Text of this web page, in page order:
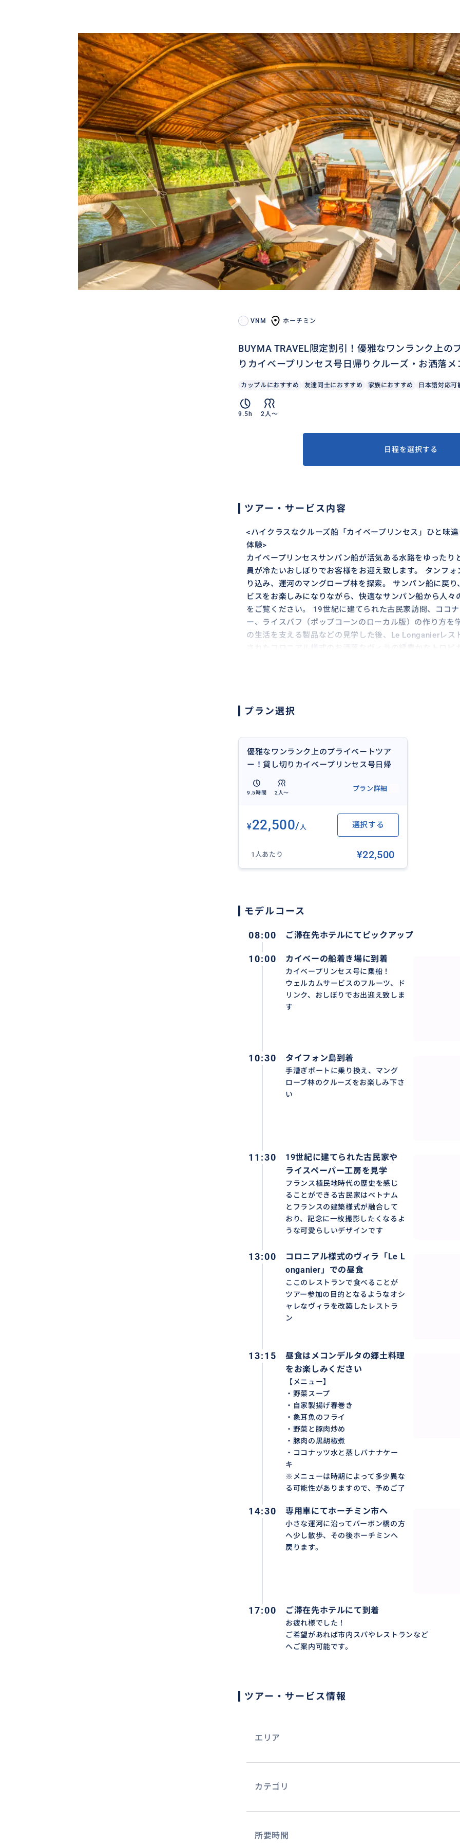
VNM ホーチミン
BUYMA TRAVEL限定割引！優雅なワンランク上の
りカイベープリンセス号日帰りクルーズ・お洒落メ
カップルにおすすめ 友達同士におすすめ 家族におすすめ 日本語対応可
9.5h 2人〜
日程を選択する
ツアー・サービス内容
<ハイクラスなクルーズ船「カイベープリンセス」ひと味
体験>
カイべープリンセスサンパン船が活気ある水路をゆったり
員が冷たいおしぼりでお客様をお迎え致します。 タンフ
り込み、運河のマングローブ林を探索。 サンパン船に戻
ビスをお楽しみになりながら、快適なサンパン船から人々
をご覧ください。 19世紀に建てられた古民家訪問、ココ
ー、ライスパフ（ポップコーンのローカル版）の作り方を
の生活を支える製品などの見学した後、Le Longanierレス
し上がりください。 アオザイを着たウエイトレスが一品
質なサービス、お洒落な空間、ひと味違ったカイベーの日
ベトナム各地に５つ星リゾートを展開するビクトリアホテ
ークルーズ船を貸し切りメコン川をクルージング
コロニアル様式のヴィラを改築したオシャレなレストラン
象耳魚を含むベトナム料理を満喫
プラン選択
優雅なワンランク上のプライベートツア
ー！貸し切りカイベープリンセス号日帰
りクルーズ・お洒落メコン体験
9.5時間 2人〜
プラン詳細
¥22,500/人 選択する
1人あたり ¥22,500
モデルコース
08:00 ご滞在先ホテルにてピックアップ
10:00 カイベーの船着き場に到着
カイベープリンセス号に乗船！
ウェルカムサービスのフルーツ、ド
リンク、おしぼりでお出迎え致しま
す
10:30 タイフォン島到着
手漕ぎボートに乗り換え、マング
ローブ林のクルーズをお楽しみ下さ
い
11:30
19世紀に建てられた古民家や
ライスペーパー工房を見学
フランス植民地時代の歴史を感じ
ることができる古民家はベトナム
とフランスの建築様式が融合して
おり、記念に一枚撮影したくなるよ
うな可愛らしいデザインです
13:00
コロニアル様式のヴィラ「Le L
onganier」での昼食
ここのレストランで食べることが
ツアー参加の目的となるようなオシ
ャレなヴィラを改築したレストラ
ン
13:15
昼食はメコンデルタの郷土料理
をお楽しみください
【メニュー】
・野菜スープ
・自家製揚げ春巻き
・象耳魚のフライ
・野菜と豚肉炒め
・豚肉の黒胡椒煮
・ココナッツ水と蒸しバナナケー
キ
※メニューは時期によって多少異な
る可能性がありますので、予めご了
14:30 専用車にてホーチミン市へ
小さな運河に沿ってバーボン橋の方
へ少し散歩、その後ホーチミンへ
戻ります。
17:00 ご滞在先ホテルにて到着
お疲れ様でした！
ご希望があれば市内スパやレストランなど
へご案内可能です。
ツアー・サービス情報
エリア
カテゴリ
所要時間